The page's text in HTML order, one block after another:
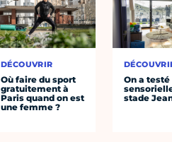
DÉCOUVRIR
Où faire du sport
gratuitement à
Paris quand on est
une femme ?
On a
stade